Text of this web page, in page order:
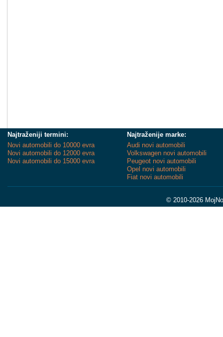
Najtraženiji termini:
Novi automobili do 10000 evra
Novi automobili do 12000 evra
Novi automobili do 15000 evra
Najtraženije marke:
Audi novi automobili
Volkswagen novi automobili
Peugeot novi automobili
Opel novi automobili
Fiat novi automobili
© 2010-2026